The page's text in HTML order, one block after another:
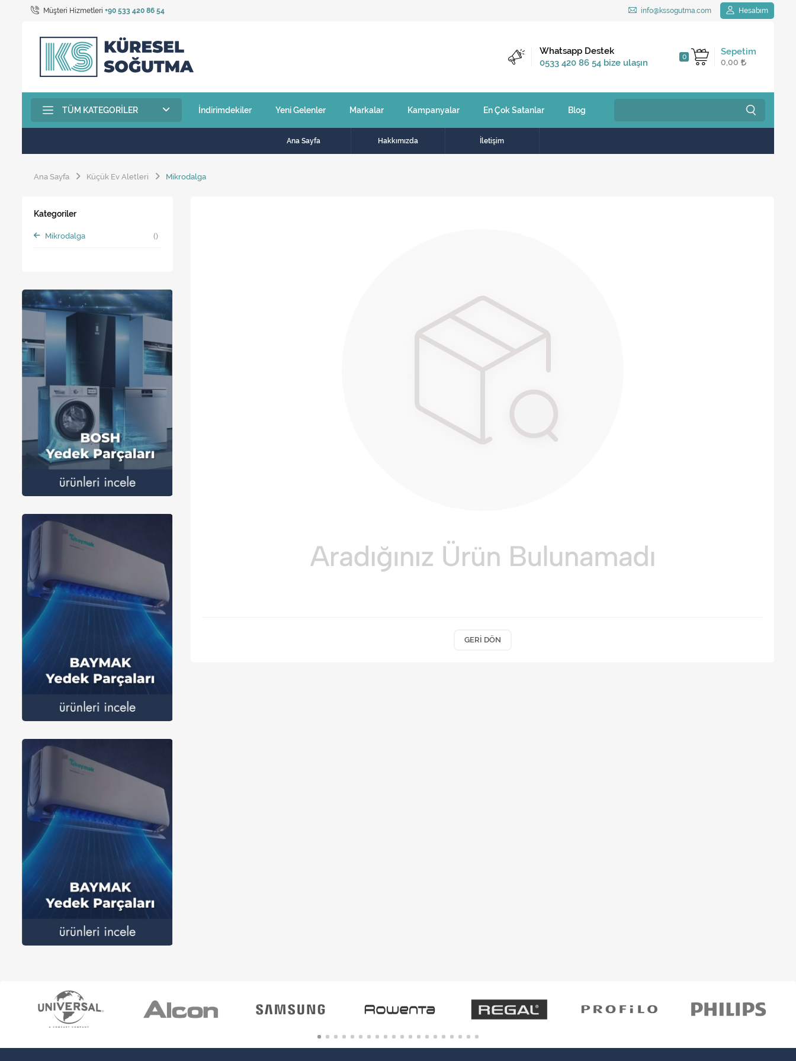
Müşteri Hizmetleri +90 533 420 86 54 info@kssogutma.com Hesabım
Sepetim
0
0,00
Kargo Bedava
2.500 TL ve üzeri
Whatsapp Destek
0533 420 86 54 bize ulaşın
TÜM KATEGORILER İndirimdekiler Yeni Gelenler Markalar Kampanyalar En Çok Satanlar Blog
Ana Sayfa Hakkımızda İletişim
Ana Sayfa Küçük Ev Aletleri Mikrodalga
GERI DÖN
Kategoriler
Mikrodalga ()